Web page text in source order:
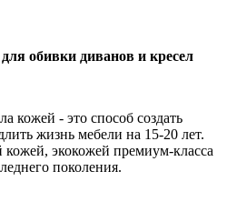
обивки диванов и кресел
кожей - это способ создать
жизнь мебели на 15-20 лет.
экокожей премиум-класса
поколения.